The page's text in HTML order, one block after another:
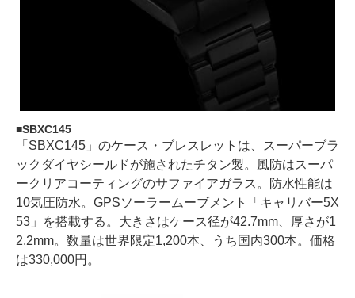
SBXC145
「SBXC145」のケース・ブレスレットは、スーパーブラ
ックダイヤシールドが施されたチタン製。風防はスーパ
ークリアコーティングのサファイアガラス。防水性能は
10気圧防水。GPSソーラームーブメント「キャリバー5X
53」を搭載する。大きさはケース径が42.7mm、厚さが1
2.2mm。数量は世界限定1,200本、うち国内300本。価格
は330,000円。